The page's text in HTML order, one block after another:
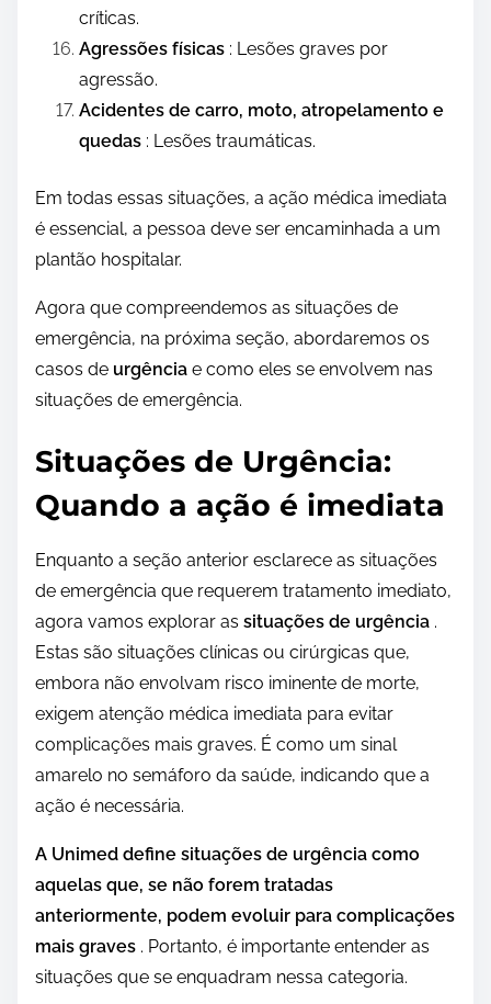
críticas.
Agressões físicas : Lesões graves por
agressão.
Acidentes de carro, moto, atropelamento e
quedas : Lesões traumáticas.
Em todas essas situações, a ação médica imediata
é essencial, a pessoa deve ser encaminhada a um
plantão hospitalar.
Agora que compreendemos as situações de
emergência, na próxima seção, abordaremos os
casos de urgência e como eles se envolvem nas
situações de emergência.
Situações de Urgência:
Quando a ação é imediata
Enquanto a seção anterior esclarece as situações
de emergência que requerem tratamento imediato,
agora vamos explorar as situações de urgência .
Estas são situações clínicas ou cirúrgicas que,
embora não envolvam risco iminente de morte,
exigem atenção médica imediata para evitar
complicações mais graves. É como um sinal
amarelo no semáforo da saúde, indicando que a
ação é necessária.
A Unimed define situações de urgência como
aquelas que, se não forem tratadas
anteriormente, podem evoluir para complicações
mais graves . Portanto, é importante entender as
situações que se enquadram nessa categoria.